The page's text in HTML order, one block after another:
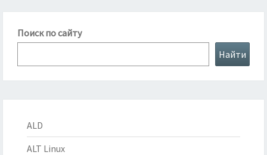
Поиск по сайту
Найти
ALD
ALT Linux